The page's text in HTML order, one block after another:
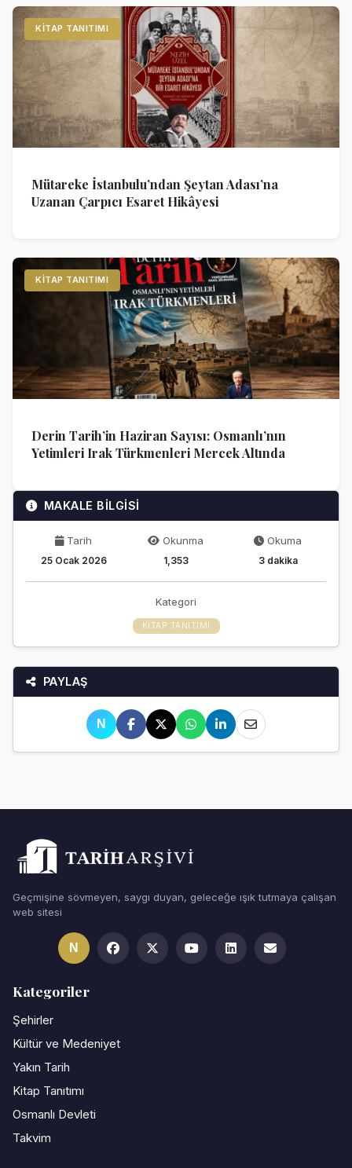
KITAP TANITIMI
Mütareke İstanbulu’ndan Şeytan Adası’na
Uzanan Çarpıcı Esaret Hikâyesi
KITAP TANITIMI
Derin Tarih’in Haziran Sayısı: Osmanlı’nın
Yetimleri Irak Türkmenleri Mercek Altında
MAKALE BİLGİSİ
Tarih
25 Ocak 2026
Okunma
1,353
Okuma
3 dakika
Kategori
KITAP TANITIMI
PAYLAŞ
N
Geçmişine sövmeyen, saygı duyan, geleceğe ışık tutmaya çalışan
web sitesi
N
Kategoriler
Şehirler
Kültür ve Medeniyet
Yakın Tarih
Kitap Tanıtımı
Osmanlı Devleti
Takvim